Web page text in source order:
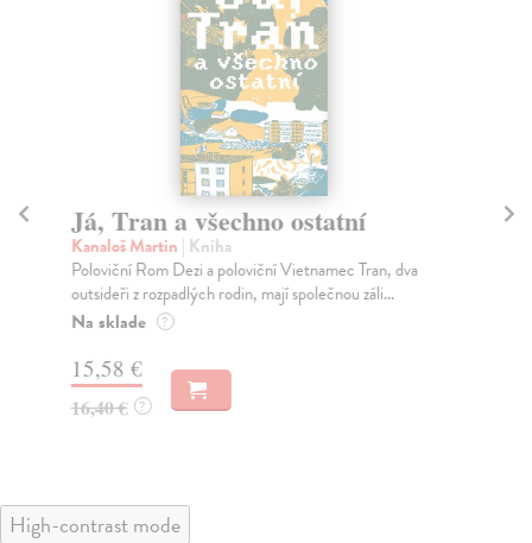
Já, Tran a všechno ostatní
Kanaloš Martin | Kniha
Poloviční Rom Dezi a poloviční Vietnamec Tran, dva
outsideři z rozpadlých rodin, mají společnou záli...
Na sklade ?
15,58 €
16,40 € ?
High-contrast mode